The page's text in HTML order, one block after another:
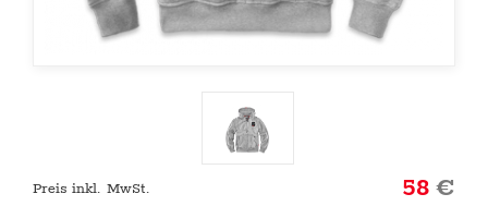
Preis inkl. MwSt. 58€